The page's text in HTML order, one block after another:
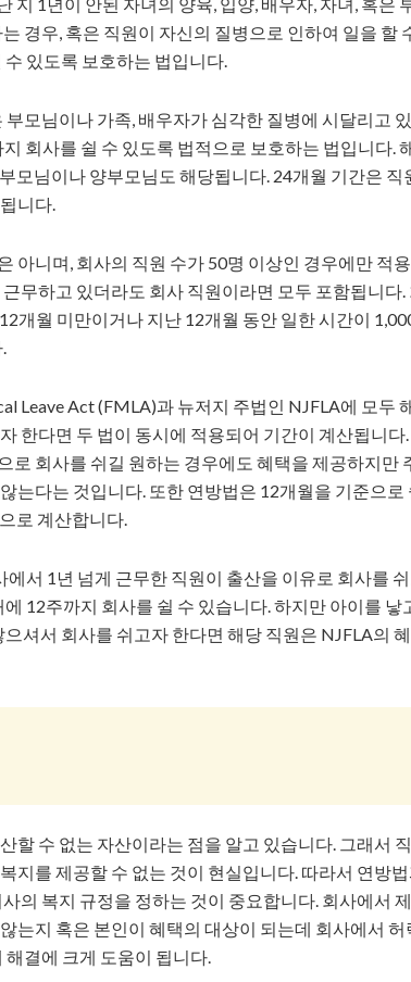
경우, 혹은 직원이 자신의 질병으로 인하여 일을 할
있도록 보호하는 법입니다.
모님이나 가족, 배우자가 심각한 질병에 시달리고
회사를 쉴 수 있도록 법적으로 보호하는 법입니다.
모님이나 양부모님도 해당됩니다. 24개월 기간은 직
니다.
아니며, 회사의 직원 수가 50명 이상인 경우에만 적
무하고 있더라도 회사 직원이라면 모두 포함됩니다.
개월 미만이거나 지난 12개월 동안 일한 시간이
Leave Act (FMLA)과 뉴저지 주법인 NJFLA에 모두
한다면 두 법이 동시에 적용되어 기간이 계산됩니다
로 회사를 쉬길 원하는 경우에도 혜택을 제공하지만
는다는 것입니다. 또한 연방법은 12개월을 기준으로
로 계산합니다.
서 1년 넘게 근무한 직원이 출산을 이유로 회사를
12주까지 회사를 쉴 수 있습니다. 하지만 아이를 낳
셔서 회사를 쉬고자 한다면 해당 직원은 NJFLA의
할 수 없는 자산이라는 점을 알고 있습니다. 그래서
지를 제공할 수 없는 것이 현실입니다. 따라서 연방
의 복지 규정을 정하는 것이 중요합니다. 회사에서
는지 혹은 본인이 혜택의 대상이 되는데 회사에서 허
결에 크게 도움이 됩니다.